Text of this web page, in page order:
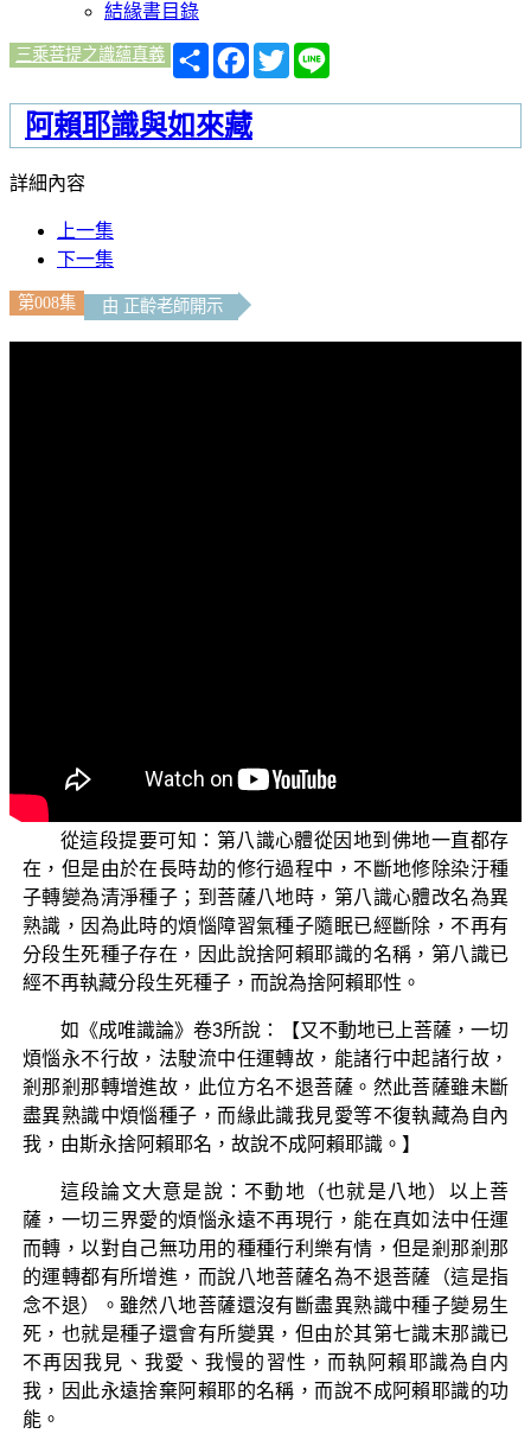
結緣書目錄
三乘菩提之識蘊真義
分
享
Facebook
Twitter
阿賴耶識與如來藏
詳細內容
上一集
下一集
第008集 由 正齡老師開示
子的清淨程度的差異，第八識心體沒有改變，而內涵有所
轉變。
從這段提要可知：第八識心體從因地到佛地一直都存
在，但是由於在長時劫的修行過程中，不斷地修除染汙種
子轉變為清淨種子；到菩薩八地時，第八識心體改名為異
熟識，因為此時的煩惱障習氣種子隨眠已經斷除，不再有
分段生死種子存在，因此說捨阿賴耶識的名稱，第八識已
經不再執藏分段生死種子，而說為捨阿賴耶性。
如《成唯識論》卷3所說：【又不動地已上菩薩，一切
煩惱永不行故，法駛流中任運轉故，能諸行中起諸行故，
剎那剎那轉增進故，此位方名不退菩薩。然此菩薩雖未斷
盡異熟識中煩惱種子，而緣此識我見愛等不復執藏為自內
我，由斯永捨阿賴耶名，故說不成阿賴耶識。】
這段論文大意是說：不動地（也就是八地）以上菩
薩，一切三界愛的煩惱永遠不再現行，能在真如法中任運
而轉，以對自己無功用的種種行利樂有情，但是剎那剎那
的運轉都有所增進，而說八地菩薩名為不退菩薩（這是指
念不退）。雖然八地菩薩還沒有斷盡異熟識中種子變易生
死，也就是種子還會有所變異，但由於其第七識末那識已
不再因我見、我愛、我慢的習性，而執阿賴耶識為自内
我，因此永遠捨棄阿賴耶的名稱，而說不成阿賴耶識的功
能。